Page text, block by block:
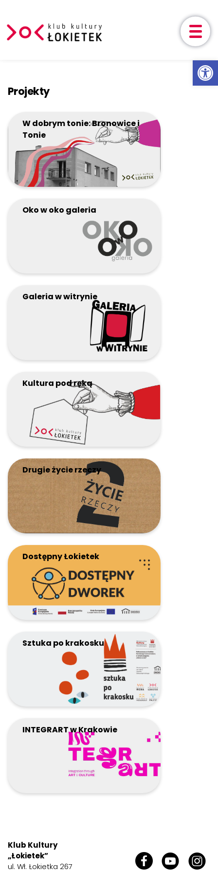
Nasze zajęcia
Harmonogram
Cykle
Zapisy
Projekty
O nas
Projekty
W dobrym tonie: Bronowice i
Tonie
Oko w oko galeria
Galeria w witrynie
Kultura pod ręką
Drugie życie rzeczy
Dostępny Łokietek
Sztuka po krakosku
INTEGRART w Krakowie
Klub Kultury
„Łokietek”
ul. Wł. Łokietka 267